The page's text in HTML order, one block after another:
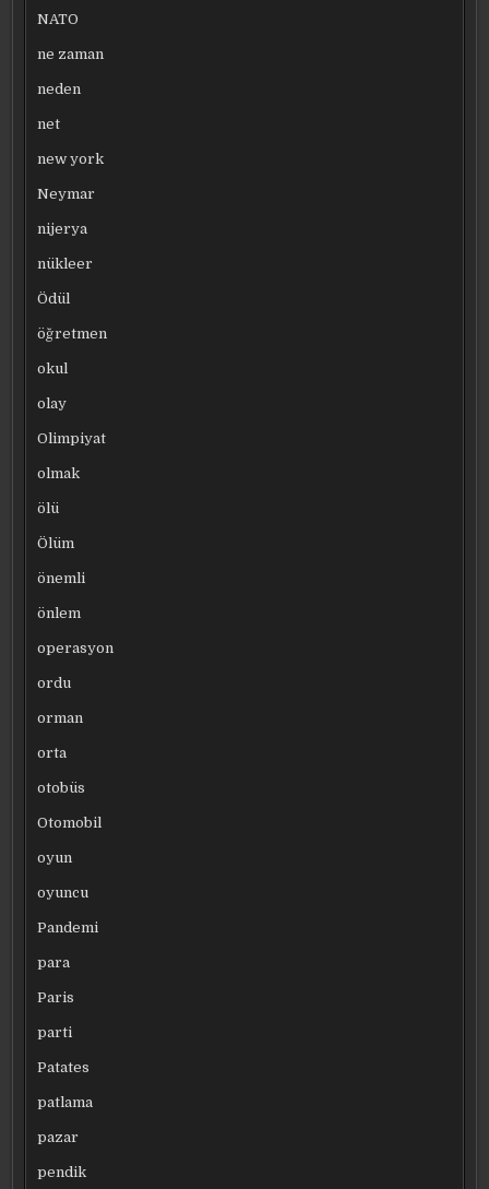
NATO
ne zaman
neden
net
new york
Neymar
nijerya
nükleer
Ödül
öğretmen
okul
olay
Olimpiyat
olmak
ölü
Ölüm
önemli
önlem
operasyon
ordu
orman
orta
otobüs
Otomobil
oyun
oyuncu
Pandemi
para
Paris
parti
Patates
patlama
pazar
pendik